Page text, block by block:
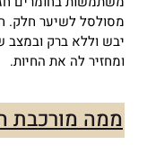
מסולסל לשיער חלק.
יבש וללא ברק
ומחזיר לה את החיות.
ממה מורכבת